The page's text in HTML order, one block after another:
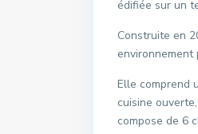
édifiée sur un
Construite en
environnement
Elle comprend
cuisine
compose de 6